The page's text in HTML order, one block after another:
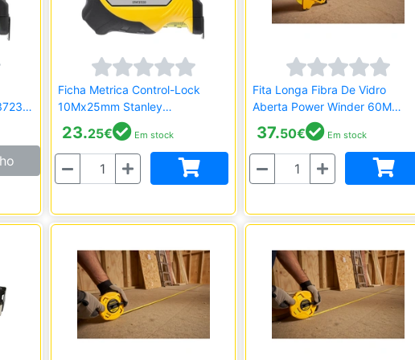
Ficha Metrica Control-Lock
10Mx25mm Stanley
STHT37233-0
23.25€ Em stock
Quantidade
Fita Longa Fibra De Vidro
Aberta Power Winder 60M
Stanley 2-34-775
37.50€ Em stock
Quantidade